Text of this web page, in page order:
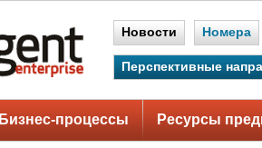
Новости Номера
Перспективные
Бизнес-процессы Ресурсы